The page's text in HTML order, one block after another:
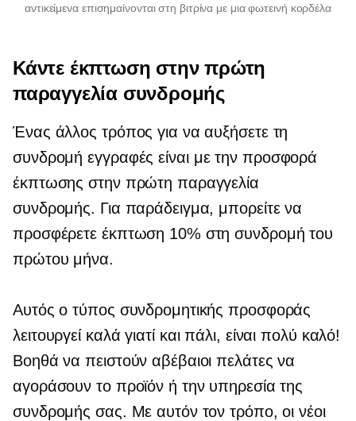
αντικείμενα επισημαίνονται στη βιτρίνα με μια φωτεινή κορδέλα
Κάντε έκπτωση στην πρώτη
παραγγελία συνδρομής
Ένας άλλος τρόπος για να αυξήσετε τη
συνδρομήεγγραφές είναι με την προσφορά
έκπτωσης στην πρώτη παραγγελία
συνδρομής. Για παράδειγμα, μπορείτε να
προσφέρετε έκπτωση 10% στη συνδρομή του
πρώτου μήνα.
Αυτός ο τύπος συνδρομητικής προσφοράς
λειτουργεί καλά γιατί και πάλι, είναι πολύ καλό!
Βοηθά να πειστούν αβέβαιοι πελάτες να
αγοράσουν το προϊόν ή την υπηρεσία της
συνδρομής σας. Με αυτόν τον τρόπο, οι νέοι